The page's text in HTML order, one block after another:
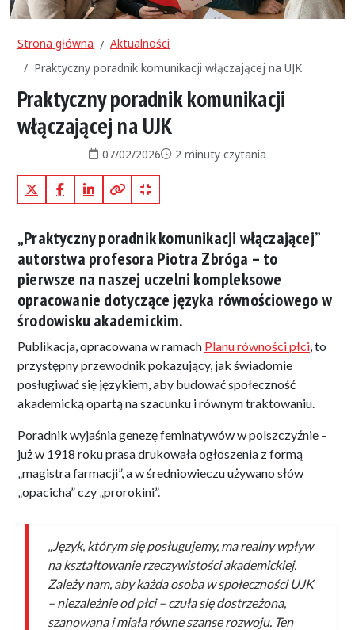
Strona główna
Aktualności
Praktyczny poradnik komunikacji włączającej na UJK
Praktyczny poradnik komunikacji
włączającej na UJK
Data publikacji:
07/02/2026Czas czytania:
2 minuty czytania
X (Twitter)FacebookLinkedInKopiuj pełny link
Kopiuj krótki link
„Praktyczny poradnik komunikacji włączającej”
autorstwa profesora Piotra Zbróga – to
pierwsze na naszej uczelni kompleksowe
opracowanie dotyczące języka równościowego w
środowisku akademickim.
Publikacja, opracowana w ramach Planu równości płci , to
przystępny przewodnik pokazujący, jak świadomie
posługiwać się językiem, aby budować społeczność
akademicką opartą na szacunku i równym traktowaniu.
Poradnik wyjaśnia genezę feminatywów w polszczyźnie –
już w 1918 roku prasa drukowała ogłoszenia z formą
„magistra farmacji”, a w średniowieczu używano słów
„opacicha” czy „prorokini”.
„Język, którym się posługujemy, ma realny wpływ
na kształtowanie rzeczywistości akademickiej.
Zależy nam, aby każda osoba w społeczności UJK
– niezależnie od płci – czuła się dostrzeżona,
szanowana i miała równe szanse rozwoju. Ten